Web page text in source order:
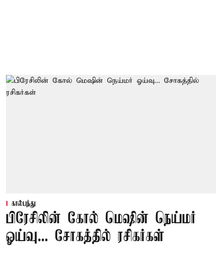
கால்பந்து
பிரேசிலின் கோல் மெஷின் நெய்மர்
ஓய்வு... சோகத்தில் ரசிகர்கள்